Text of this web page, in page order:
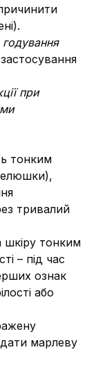
годування
при
тонким
тривалий
шкіру тонким
– під час
ознак
або
марлеву